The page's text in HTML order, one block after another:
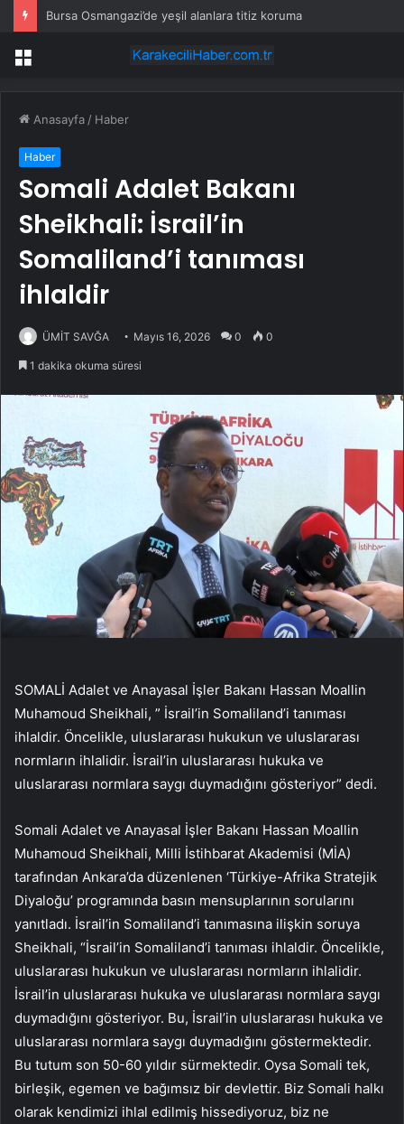
Bursa Osmangazi’de yeşil alanlara titiz koruma
Menü
Anasayfa / Haber
Haber
Somali Adalet Bakanı
Sheikhali: İsrail’in
Somaliland’i tanıması
ihlaldir
ÜMİT SAVĞA Mayıs 16, 2026 0 0
1 dakika okuma süresi
SOMALİ Adalet ve Anayasal İşler Bakanı Hassan Moallin
Muhamoud Sheikhali, ” İsrail’in Somaliland’i tanıması
ihlaldir. Öncelikle, uluslararası hukukun ve uluslararası
normların ihlalidir. İsrail’in uluslararası hukuka ve
uluslararası normlara saygı duymadığını gösteriyor” dedi.
Somali Adalet ve Anayasal İşler Bakanı Hassan Moallin
Muhamoud Sheikhali, Milli İstihbarat Akademisi (MİA)
tarafından Ankara’da düzenlenen ‘Türkiye-Afrika Stratejik
Diyaloğu’ programında basın mensuplarının sorularını
yanıtladı. İsrail’in Somaliland’i tanımasına ilişkin soruya
Sheikhali, “İsrail’in Somaliland’i tanıması ihlaldir. Öncelikle,
uluslararası hukukun ve uluslararası normların ihlalidir.
İsrail’in uluslararası hukuka ve uluslararası normlara saygı
duymadığını gösteriyor. Bu, İsrail’in uluslararası hukuka ve
uluslararası normlara saygı duymadığını göstermektedir.
Bu tutum son 50-60 yıldır sürmektedir. Oysa Somali tek,
birleşik, egemen ve bağımsız bir devlettir. Biz Somali halkı
olarak kendimizi ihlal edilmiş hissediyoruz, biz ne